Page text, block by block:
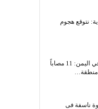
نتوقع هجوم
تحالف دعم الشرعية في اليمن: 11 مصاباً
منطقة…
ناسفة فى